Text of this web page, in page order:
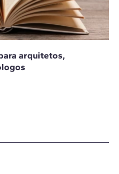
arquitetos,